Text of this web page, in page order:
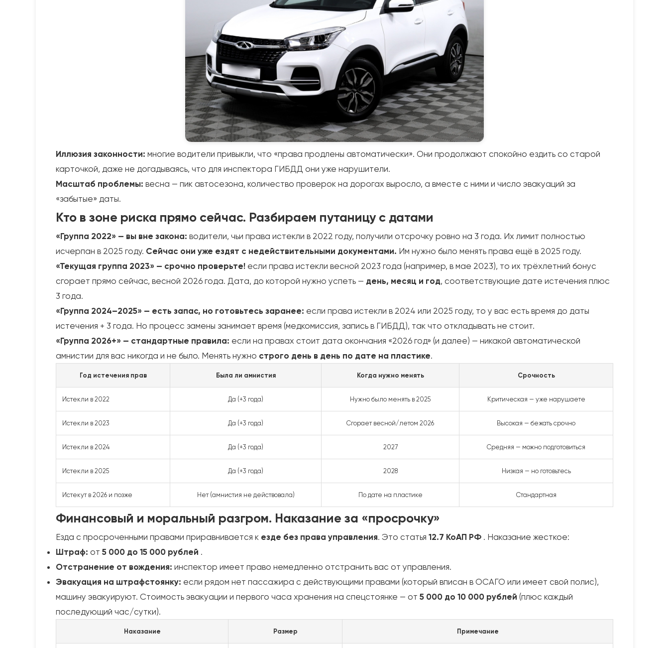
Иллюзия законности: многие водители привыкли, что «права продлены автоматически». Они продолжают спокойно ездить со старой
карточкой, даже не догадываясь, что для инспектора ГИБДД они уже нарушители.
Масштаб проблемы: весна — пик автосезона, количество проверок на дорогах выросло, а вместе с ними и число эвакуаций за
«забытые» даты.
Кто в зоне риска прямо сейчас. Разбираем путаницу с датами
«Группа 2022» — вы вне закона: водители, чьи права истекли в 2022 году, получили отсрочку ровно на 3 года. Их лимит полностью
исчерпан в 2025 году. Сейчас они уже ездят с недействительными документами. Им нужно было менять права ещё в 2025 году.
«Текущая группа 2023» — срочно проверьте! если права истекли весной 2023 года (например, в мае 2023), то их трёхлетний бонус
сгорает прямо сейчас, весной 2026 года. Дата, до которой нужно успеть — день, месяц и год, соответствующие дате истечения плюс
3 года.
«Группа 2024–2025» — есть запас, но готовьтесь заранее: если права истекли в 2024 или 2025 году, то у вас есть время до даты
истечения + 3 года. Но процесс замены занимает время (медкомиссия, запись в ГИБДД), так что откладывать не стоит.
«Группа 2026+» — стандартные правила: если на правах стоит дата окончания «2026 год» (и далее) — никакой автоматической
амнистии для вас никогда и не было. Менять нужно строго день в день по дате на пластике.
Год истечения прав Была ли амнистия Когда нужно менять Срочность
Истекли в 2022 Да (+3 года) Нужно было менять в 2025 Критическая — уже нарушаете
Истекли в 2023 Да (+3 года) Сгорает весной/летом 2026 Высокая — бежать срочно
Истекли в 2024 Да (+3 года) 2027 Средняя — можно подготовиться
Истекли в 2025 Да (+3 года) 2028 Низкая — но готовьтесь
Истекут в 2026 и позже Нет (амнистия не действовала) По дате на пластике Стандартная
Финансовый и моральный разгром. Наказание за «просрочку»
Езда с просроченными правами приравнивается к езде без права управления. Это статья 12.7 КоАП РФ . Наказание жесткое:
Штраф: от 5 000 до 15 000 рублей .
Отстранение от вождения: инспектор имеет право немедленно отстранить вас от управления.
Эвакуация на штрафстоянку: если рядом нет пассажира с действующими правами (который вписан в ОСАГО или имеет свой полис),
машину эвакуируют. Стоимость эвакуации и первого часа хранения на спецстоянке — от 5 000 до 10 000 рублей (плюс каждый
последующий час/сутки).
Наказание Размер Примечание